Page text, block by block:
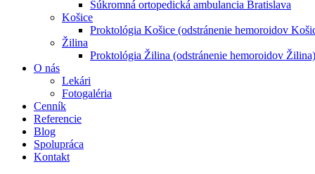
Súkromná ortopedická ambulancia Bratislava
Košice
Proktológia Košice (odstránenie hemoroidov
Žilina
Proktológia Žilina (odstránenie hemoroidov Žilina)
O nás
Lekári
Fotogaléria
Cenník
Referencie
Blog
Spolupráca
Kontakt